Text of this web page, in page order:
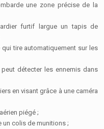
une zone précise de la
furtif largue un tapis de
tire automatiquement sur les
détecter les ennemis dans
en visant grâce à une caméra
piégé ;
un colis de munitions ;